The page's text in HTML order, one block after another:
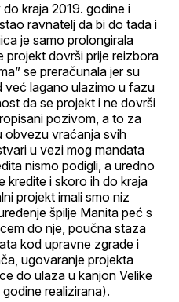
kraja 2019. godine i
ravnatelj da bi do tada i
je samo prolongirala
projekt dovrši prije reizbora
se preračunala jer su
već lagano ulazimo u fazu
da se projekt i ne dovrši
pozivom, a to za
obvezu vraćanja svih
u vezi mog mandata
nismo podigli, a uredno
kredite i skoro ih do kraja
projekt imali smo niz
špilje Manita peć s
do nje, poučna staza
kod upravne zgrade i
ugovaranje projekta
do ulaza u kanjon Velike
realizirana).